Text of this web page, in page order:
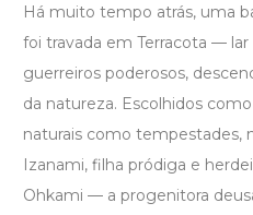
Há muito tempo atrás, uma
foi travada em Terracota —
guerreiros poderosos,
da natureza. Escolhidos
naturais como tempestades,
Izanami, filha pródiga e
Ohkami — a progenitora